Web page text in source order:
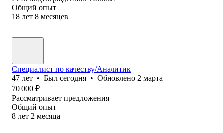
Общий опыт
18 лет 8 месяцев
Специалист по качеству/Аналитик
47 лет • Был сегодня • Обновлено 2 марта
70 000 ₽
Рассматривает предложения
Общий опыт
8 лет 2 месяца